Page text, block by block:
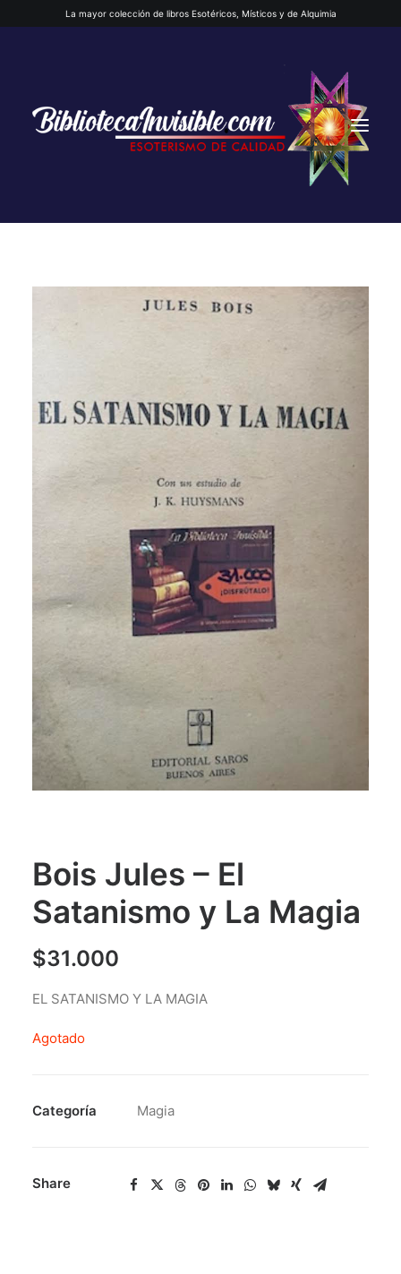
La mayor colección de libros Esotéricos, Místicos y de Alquimia
AUTORES DESTACADOS
CONTACTO
LOGIN / REGISTER
Bois Jules – El
Satanismo y La Magia
$31.000
EL SATANISMO Y LA MAGIA
Agotado
Categoría Magia
Share